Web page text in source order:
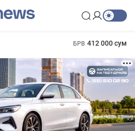
БРВ 412 000 сум